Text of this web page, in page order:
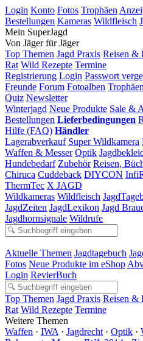
Login Konto Fotos Trophäen
Bestellungen Kameras Wildfleisch
Mein SuperJagd
Von Jäger für Jäger
Top Themen Jagd Praxis Reisen &
Rat Wild Rezepte Termine
Registrierung Login Passwort
Freunde Forum Fotoalben
Quiz Newsletter
Winterjagd Neue Produkte Sale &
Bestellungen Lieferbedingungen
Hilfe (FAQ) Händler
Lagerabverkauf Super Wildkamera
Waffen & Messer Optik
Hundebedarf Zubehör Reisen,
Chiruca Cuddeback DIYCON
ThermTec X JAGD
Wildkameras Wildfleisch
JagdZeiten JagdLexikon Jagd
Jagdhornsignale Wildrufe
Aktuelle Themen Jagdtagebuch
Fotos Neue Produkte im eShop
Login RevierBuch
Top Themen Jagd Praxis Reisen &
Rat Wild Rezepte Termine
Weitere Themen
Waffen · IWA · Jagdrecht · Optik ·